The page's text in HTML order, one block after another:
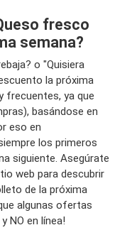
fresco
semana?
o "Quisiera
la próxima
frecuentes, ya que
basándose en
eso en
los primeros
siguiente. Asegúrate
web para descubrir
de la próxima
algunas ofertas
NO en línea!